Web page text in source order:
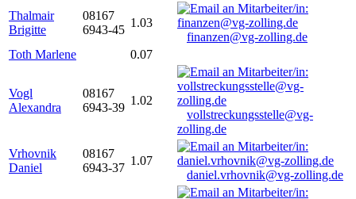
Thalmair
Brigitte
08167
6943-45
1.03
finanzen@vg-zolling.de
Toth Marlene
0.07
Vogl
Alexandra
08167
6943-39
1.02
vollstreckungsstelle@vg-
zolling.de
Vrhovnik
Daniel
08167
6943-37
1.07
daniel.vrhovnik@vg-zolling.de